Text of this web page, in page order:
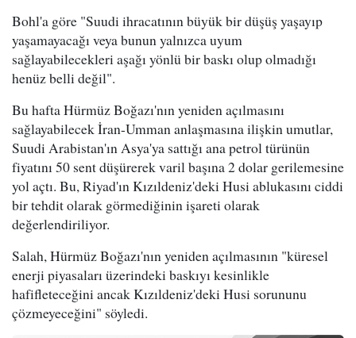
Bohl'a göre "Suudi ihracatının büyük bir düşüş yaşayıp
yaşamayacağı veya bunun yalnızca uyum
sağlayabilecekleri aşağı yönlü bir baskı olup olmadığı
henüz belli değil".
Bu hafta Hürmüz Boğazı'nın yeniden açılmasını
sağlayabilecek İran-Umman anlaşmasına ilişkin umutlar,
Suudi Arabistan'ın Asya'ya sattığı ana petrol türünün
fiyatını 50 sent düşürerek varil başına 2 dolar gerilemesine
yol açtı. Bu, Riyad'ın Kızıldeniz'deki Husi ablukasını ciddi
bir tehdit olarak görmediğinin işareti olarak
değerlendiriliyor.
Salah, Hürmüz Boğazı'nın yeniden açılmasının "küresel
enerji piyasaları üzerindeki baskıyı kesinlikle
hafifleteceğini ancak Kızıldeniz'deki Husi sorununu
çözmeyeceğini" söyledi.